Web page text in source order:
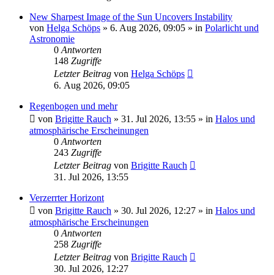
New Sharpest Image of the Sun Uncovers Instability
von Helga Schöps » 6. Aug 2026, 09:05 » in Polarlicht und
Astronomie
0 Antworten
148 Zugriffe
Letzter Beitrag von Helga Schöps
6. Aug 2026, 09:05
Regenbogen und mehr
von Brigitte Rauch » 31. Jul 2026, 13:55 » in Halos und
atmosphärische Erscheinungen
0 Antworten
243 Zugriffe
Letzter Beitrag von Brigitte Rauch
31. Jul 2026, 13:55
Verzerrter Horizont
von Brigitte Rauch » 30. Jul 2026, 12:27 » in Halos und
atmosphärische Erscheinungen
0 Antworten
258 Zugriffe
Letzter Beitrag von Brigitte Rauch
30. Jul 2026, 12:27